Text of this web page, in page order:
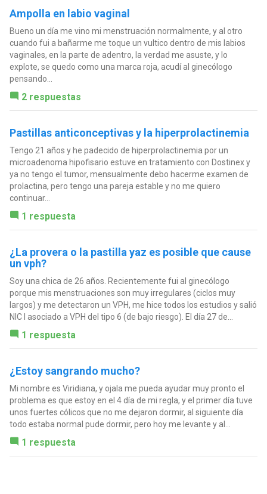
Ampolla en labio vaginal
Bueno un día me vino mi menstruación normalmente, y al otro
cuando fui a bañarme me toque un vultico dentro de mis labios
vaginales, en la parte de adentro, la verdad me asuste, y lo
explote, se quedo como una marca roja, acudí al ginecólogo
pensando...
2 respuestas
Pastillas anticonceptivas y la hiperprolactinemia
Tengo 21 años y he padecido de hiperprolactinemia por un
microadenoma hipofisario estuve en tratamiento con Dostinex y
ya no tengo el tumor, mensualmente debo hacerme examen de
prolactina, pero tengo una pareja estable y no me quiero
continuar...
1 respuesta
¿La provera o la pastilla yaz es posible que cause
un vph?
Soy una chica de 26 años. Recientemente fui al ginecólogo
porque mis menstruaciones son muy irregulares (ciclos muy
largos) y me detectaron un VPH, me hice todos los estudios y salió
NIC I asociado a VPH del tipo 6 (de bajo riesgo). El día 27 de...
1 respuesta
¿Estoy sangrando mucho?
Mi nombre es Viridiana, y ojala me pueda ayudar muy pronto el
problema es que estoy en el 4 día de mi regla, y el primer día tuve
unos fuertes cólicos que no me dejaron dormir, al siguiente día
todo estaba normal pude dormir, pero hoy me levante y al...
1 respuesta